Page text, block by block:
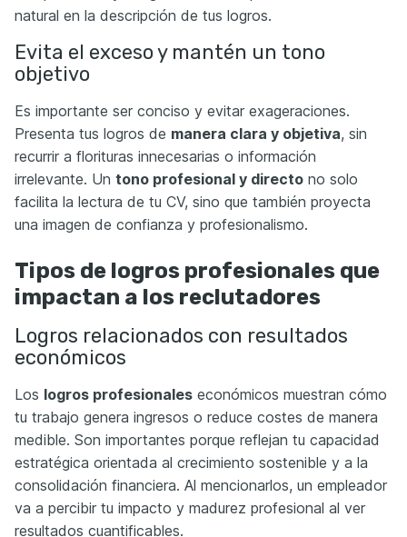
natural en la descripción de tus logros.
Evita el exceso y mantén un tono
objetivo
Es importante ser conciso y evitar exageraciones.
Presenta tus logros de manera clara y objetiva, sin
recurrir a florituras innecesarias o información
irrelevante. Un tono profesional y directo no solo
facilita la lectura de tu CV, sino que también proyecta
una imagen de confianza y profesionalismo.
Tipos de logros profesionales que
impactan a los reclutadores
Logros relacionados con resultados
económicos
Los logros profesionales económicos muestran cómo
tu trabajo genera ingresos o reduce costes de manera
medible. Son importantes porque reflejan tu capacidad
estratégica orientada al crecimiento sostenible y a la
consolidación financiera. Al mencionarlos, un empleador
va a percibir tu impacto y madurez profesional al ver
resultados cuantificables.